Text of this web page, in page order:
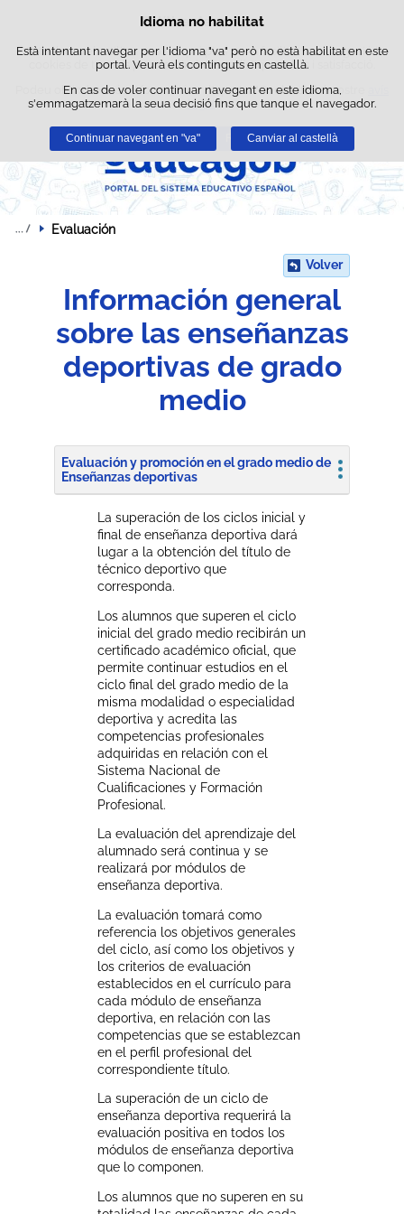
Política de cookies
Este lloc web utilitza cookies pròpies per a facilitar la navegació i
cookies de tercers per a obtindre estadístiques d'ús i satisfacció.
Podeu obtindre més informació en l'apartat "Cookies" del nostre
legal.
Acceptar Rebutjar
Idioma no habilitat
Està intentant navegar per l'idioma "va" però no està habilitat en este
portal. Veurà els continguts en castellà.
En cas de voler continuar navegant en este idioma,
s'emmagatzemarà la seua decisió fins que tanque el navegador.
Continuar navegant en "va" Canviar al castellà
Passar al contingut
Evaluación
Volver
Información general
sobre las enseñanzas
deportivas de grado
medio
Evaluación y promoción en el grado medio de
Enseñanzas deportivas
La superación de los ciclos inicial y
final de enseñanza deportiva dará
lugar a la obtención del título de
técnico deportivo que
corresponda.
Los alumnos que superen el ciclo
inicial del grado medio recibirán un
certificado académico oficial, que
permite continuar estudios en el
ciclo final del grado medio de la
misma modalidad o especialidad
deportiva y acredita las
competencias profesionales
adquiridas en relación con el
Sistema Nacional de
Cualificaciones y Formación
Profesional.
La evaluación del aprendizaje del
alumnado será continua y se
realizará por módulos de
enseñanza deportiva.
La evaluación tomará como
referencia los objetivos generales
del ciclo, así como los objetivos y
los criterios de evaluación
establecidos en el currículo para
cada módulo de enseñanza
deportiva, en relación con las
competencias que se establezcan
en el perfil profesional del
correspondiente título.
La superación de un ciclo de
enseñanza deportiva requerirá la
evaluación positiva en todos los
módulos de enseñanza deportiva
que lo componen.
Los alumnos que no superen en su